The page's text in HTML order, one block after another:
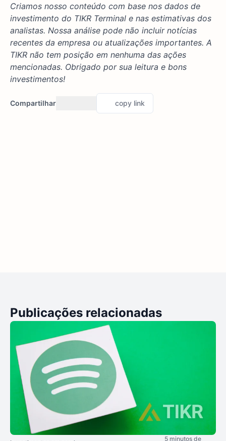
Criamos nosso conteúdo com base nos dados de
investimento do TIKR Terminal e nas estimativas dos
analistas. Nossa análise pode não incluir notícias
recentes da empresa ou atualizações importantes. A
TIKR não tem posição em nenhuma das ações
mencionadas. Obrigado por sua leitura e bons
investimentos!
Compartilhar copy link
Publicações relacionadas
5 minutos de